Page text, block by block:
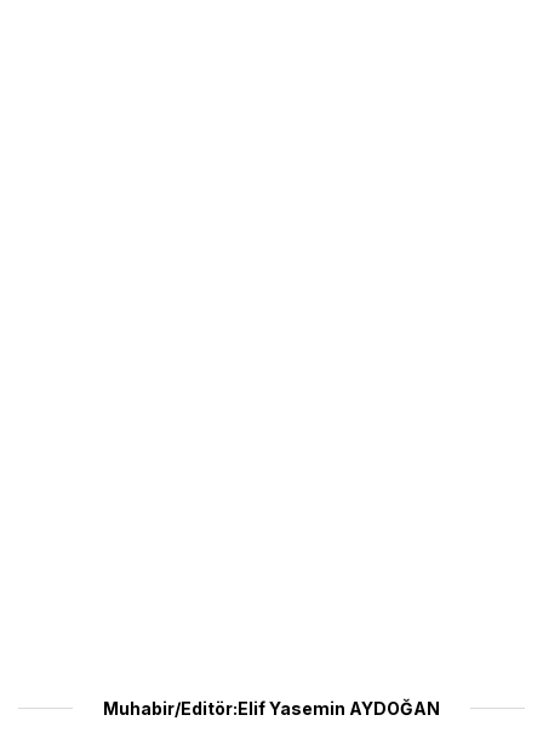
Muhabir/Editör:Elif Yasemin AYDOĞAN